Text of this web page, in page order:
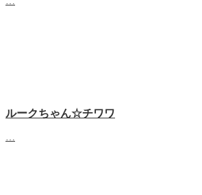
ルークちゃん☆チワワ